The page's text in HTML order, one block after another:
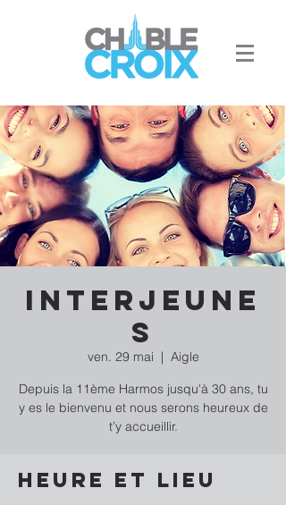
Interjeune
s
ven. 29 mai
  |
Aigle
Depuis la 11ème Harmos jusqu'à 30 ans, tu
y es le bienvenu et nous serons heureux de
t’y accueillir.
Heure et lieu